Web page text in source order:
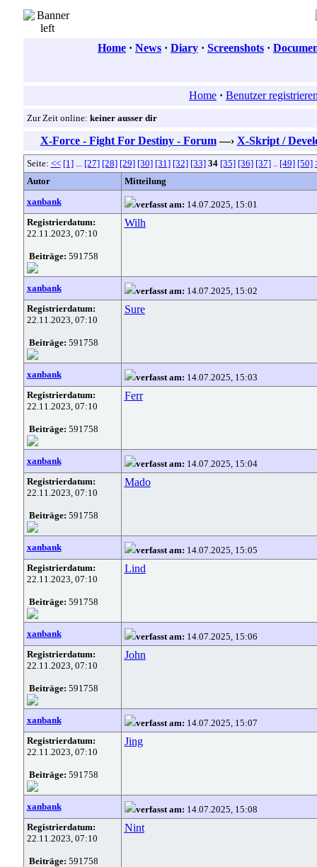
Home · News · Diary · Screenshots ·
Home · Benutzer
Zur Zeit online: keiner ausser dir
X-Force - Fight For Destiny - Forum —› X-Skript /
Seite: << [1]... [27] [28] [29] [30] [31] [32] [33] 34 [35] [36] [37].. [49] [50]
Autor
Mitteilung
xanbank
verfasst am: 14.07.2025, 15:01
Registrierdatum:
22.11.2023, 07:10
Beiträge: 591758
Wilh
xanbank verfasst am: 14.07.2025, 15:02
Registrierdatum:
22.11.2023, 07:10
Beiträge: 591758
Sure
xanbank verfasst am: 14.07.2025, 15:03
Registrierdatum:
22.11.2023, 07:10
Beiträge: 591758
Ferr
xanbank verfasst am: 14.07.2025, 15:04
Registrierdatum:
22.11.2023, 07:10
Beiträge: 591758
Mado
xanbank verfasst am: 14.07.2025, 15:05
Registrierdatum:
22.11.2023, 07:10
Beiträge: 591758
Lind
xanbank verfasst am: 14.07.2025, 15:06
Registrierdatum:
22.11.2023, 07:10
Beiträge: 591758
John
xanbank verfasst am: 14.07.2025, 15:07
Registrierdatum:
22.11.2023, 07:10
Beiträge: 591758
Jing
xanbank verfasst am: 14.07.2025, 15:08
Registrierdatum:
22.11.2023, 07:10
Beiträge: 591758
Nint